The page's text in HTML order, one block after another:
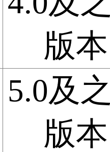
版本
5.0及
版本